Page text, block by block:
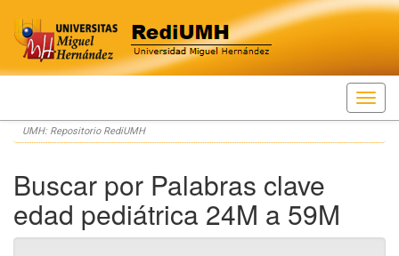
Skip
navigation
UMH: Repositorio RediUMH
Buscar por Palabras clave
edad pediátrica 24M a 59M